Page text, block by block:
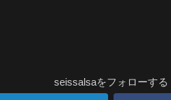
seissalsaをフォローする